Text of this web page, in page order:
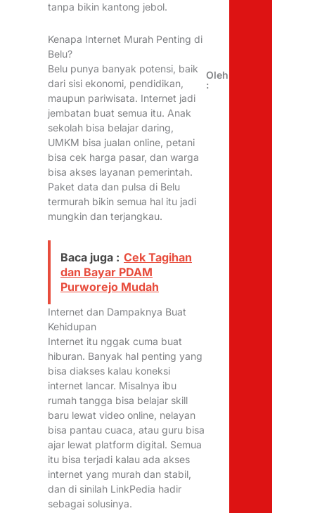
tanpa bikin kantong jebol.
Kenapa Internet Murah Penting di
Belu?
Belu punya banyak potensi, baik
dari sisi ekonomi, pendidikan,
maupun pariwisata. Internet jadi
jembatan buat semua itu. Anak
sekolah bisa belajar daring,
UMKM bisa jualan online, petani
bisa cek harga pasar, dan warga
bisa akses layanan pemerintah.
Paket data dan pulsa di Belu
termurah bikin semua hal itu jadi
mungkin dan terjangkau.
Baca juga : Cek Tagihan
dan Bayar PDAM
Purworejo Mudah
Internet dan Dampaknya Buat
Kehidupan
Internet itu nggak cuma buat
hiburan. Banyak hal penting yang
bisa diakses kalau koneksi
internet lancar. Misalnya ibu
rumah tangga bisa belajar skill
baru lewat video online, nelayan
bisa pantau cuaca, atau guru bisa
ajar lewat platform digital. Semua
itu bisa terjadi kalau ada akses
internet yang murah dan stabil,
dan di sinilah LinkPedia hadir
sebagai solusinya.
Oleh
: